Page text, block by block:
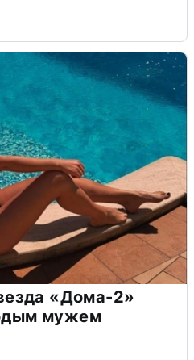
«Дома-2»
мужем